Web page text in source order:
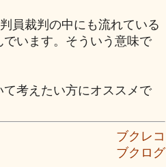
員裁判の中にも流れている
います。そういう意味で
考えたい方にオススメで
ブクレコ
ブクログ